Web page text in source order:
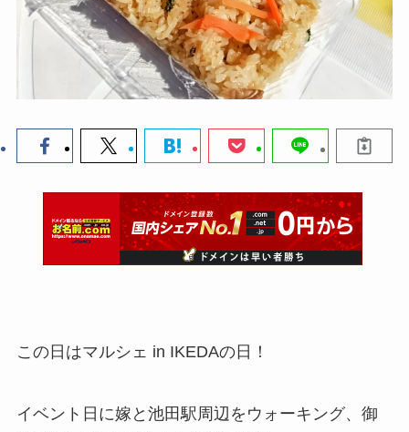
この日はマルシェ in IKEDAの日！
イベント日に嫁と池田駅周辺をウォーキング、御